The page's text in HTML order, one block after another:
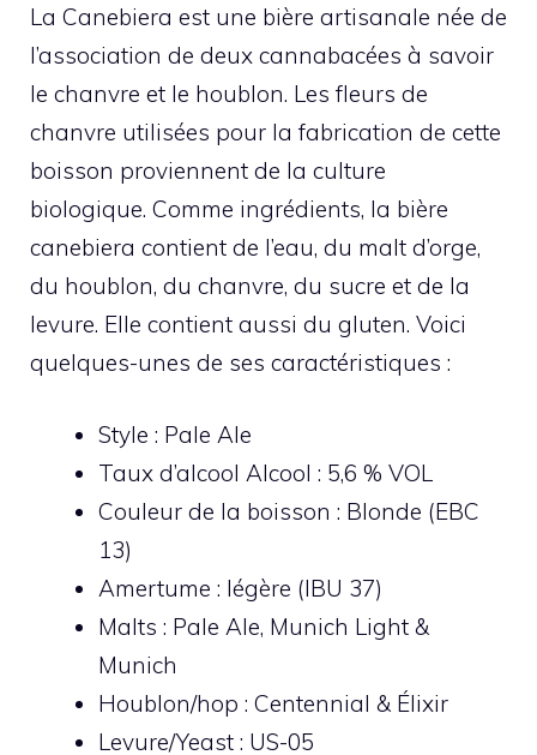
La Canebiera est une bière artisanale née de
l’association de deux cannabacées à savoir
le chanvre et le houblon. Les fleurs de
chanvre utilisées pour la fabrication de cette
boisson proviennent de la culture
biologique. Comme ingrédients, la bière
canebiera contient de l’eau, du malt d’orge,
du houblon, du chanvre, du sucre et de la
levure. Elle contient aussi du gluten. Voici
quelques-unes de ses caractéristiques :
Style : Pale Ale
Taux d’alcool Alcool : 5,6 % VOL
Couleur de la boisson : Blonde (EBC
13)
Amertume : légère (IBU 37)
Malts : Pale Ale, Munich Light &
Munich
Houblon/hop : Centennial & Élixir
Levure/Yeast : US-05